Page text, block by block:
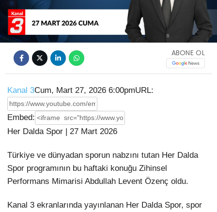
Video
ABONE OL
Kanal 3Cum, Mart 27, 2026 6:00pmURL:
Embed:
Her Dalda Spor | 27 Mart 2026
Türkiye ve dünyadan sporun nabzını tutan Her Dalda
Spor programının bu haftaki konuğu Zihinsel
Performans Mimarisi Abdullah Levent Özenç oldu.
Kanal 3 ekranlarında yayınlanan Her Dalda Spor, spor